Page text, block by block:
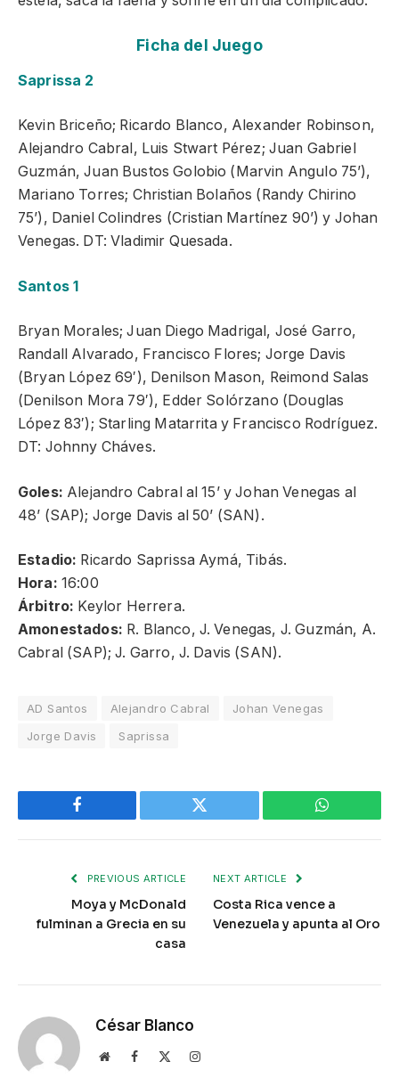
Ficha del Juego
Saprissa 2
Kevin Briceño; Ricardo Blanco, Alexander Robinson,
Alejandro Cabral, Luis Stwart Pérez; Juan Gabriel
Guzmán, Juan Bustos Golobio (Marvin Angulo 75’),
Mariano Torres; Christian Bolaños (Randy Chirino
75’), Daniel Colindres (Cristian Martínez 90’) y Johan
Venegas. DT: Vladimir Quesada.
Santos 1
Bryan Morales; Juan Diego Madrigal, José Garro,
Randall Alvarado, Francisco Flores; Jorge Davis
(Bryan López 69′), Denilson Mason, Reimond Salas
(Denilson Mora 79′), Edder Solórzano (Douglas
López 83′); Starling Matarrita y Francisco Rodríguez.
DT: Johnny Cháves.
Goles: Alejandro Cabral al 15’ y Johan Venegas al
48’ (SAP); Jorge Davis al 50’ (SAN).
Estadio: Ricardo Saprissa Aymá, Tibás.
Hora: 16:00
Árbitro: Keylor Herrera.
Amonestados: R. Blanco, J. Venegas, J. Guzmán, A.
Cabral (SAP); J. Garro, J. Davis (SAN).
AD Santos Alejandro Cabral
Johan Venegas
Jorge Davis
Saprissa
Facebook Twitter WhatsApp
PREVIOUS ARTICLE
Moya y McDonald
fulminan a Grecia en su
casa
NEXT ARTICLE
Costa Rica vence a
Venezuela y apunta al Oro
César Blanco
WebsiteFacebook Instagram